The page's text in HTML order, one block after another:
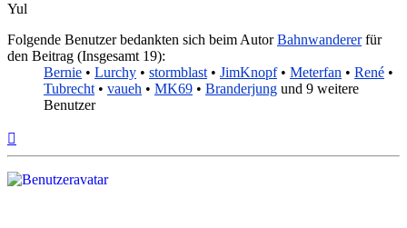
Yul
Folgende Benutzer bedankten sich beim AutorBahnwandererfür
den Beitrag (Insgesamt 19):
Bernie • Lurchy • stormblast • JimKnopf• Meterfan • René •
Tubrecht • vaueh • MK69 • Branderjung und 9 weitere
Benutzer